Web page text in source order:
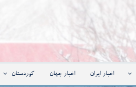
اخبار ایران اخبار جهان کوردستان